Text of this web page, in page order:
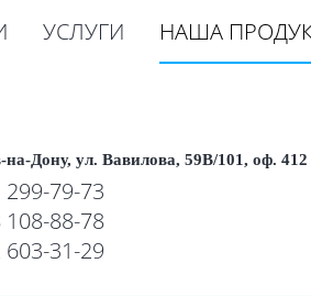
УСЛУГИ НАША
на-Дону, ул. Вавилова, 59В/101, оф. 412
299-79-73
108-88-78
603-31-29